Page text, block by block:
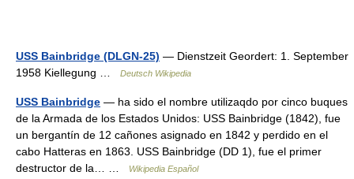
USS Bainbridge (DLGN-25) — Dienstzeit Geordert: 1. September
1958 Kiellegung …
Deutsch Wikipedia
USS Bainbridge — ha sido el nombre utilizaqdo por cinco buques
de la Armada de los Estados Unidos: USS Bainbridge (1842), fue
un bergantín de 12 cañones asignado en 1842 y perdido en el
cabo Hatteras en 1863. USS Bainbridge (DD 1), fue el primer
destructor de la… …
Wikipedia Español